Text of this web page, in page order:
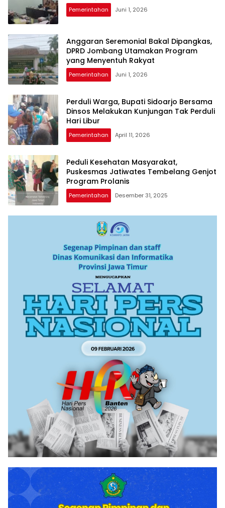
Pemerintahan Juni 1, 2026
Anggaran Seremonial Bakal Dipangkas,
DPRD Jombang Utamakan Program
yang Menyentuh Rakyat
Pemerintahan Juni 1, 2026
Perduli Warga, Bupati Sidoarjo Bersama
Dinsos Melakukan Kunjungan Tak Perduli
Hari Libur
Pemerintahan April 11, 2026
Peduli Kesehatan Masyarakat,
Puskesmas Jatiwates Tembelang Genjot
Program Prolanis
Pemerintahan Desember 31, 2025